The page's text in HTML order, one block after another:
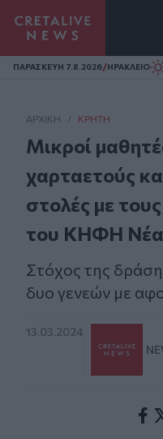
Homepage
ΠΑΡΑΣΚΕΥΗ 7.8.2026/ΗΡΑΚΛΕΙΟ
ΑΡΧΙΚΗ / ΚΡΉΤΗ
Μικροί
χαρταετούς
στολές με
του ΚΗΦΗ
Στόχος της
δυο γενεών με
13.03.2024